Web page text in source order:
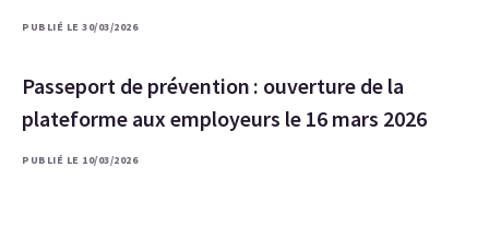
PUBLIÉ LE 30/03/2026
Passeport de prévention : ouverture de la
plateforme aux employeurs le 16 mars 2026
PUBLIÉ LE 10/03/2026